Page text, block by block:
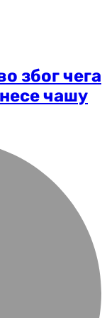
због чега
чашу